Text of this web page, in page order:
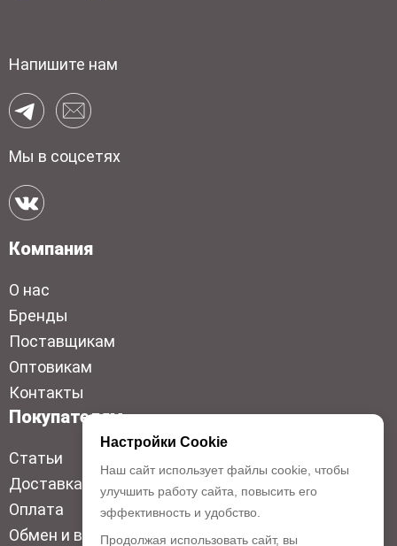
Напишите нам
Мы в соцсетях
Компания
О нас
Бренды
Поставщикам
Оптовикам
Контакты
Покупателям
Статьи
Доставка
Оплата
Обмен и возврат
Настройки Cookie
Наш сайт использует файлы cookie, чтобы
улучшить работу сайта, повысить его
эффективность и удобство.
Продолжая использовать сайт, вы